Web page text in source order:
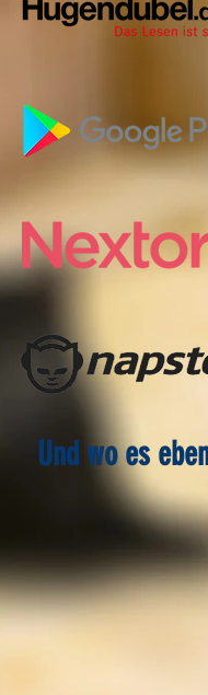
Und wo es